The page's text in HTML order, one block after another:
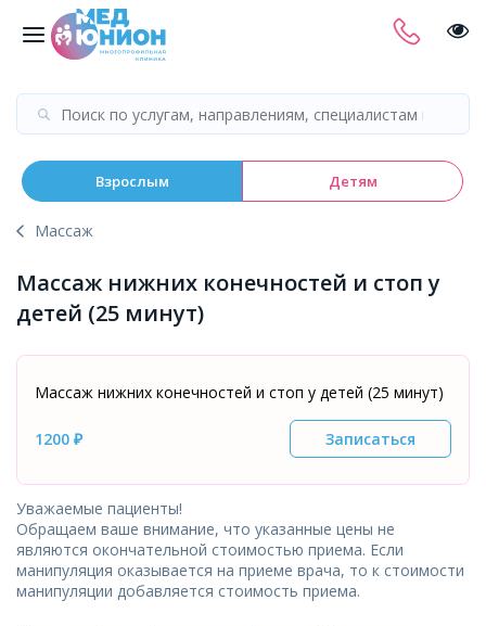
Взрослым Детям
Массаж
Массаж нижних конечностей и стоп у
детей (25 минут)
Массаж нижних конечностей и стоп у детей (25 минут)
1200 ₽ Записаться
Уважаемые пациенты!
Обращаем ваше внимание, что указанные цены не
являются окончательной стоимостью приема. Если
манипуляция оказывается на приеме врача, то к стоимости
манипуляции добавляется стоимость приема.